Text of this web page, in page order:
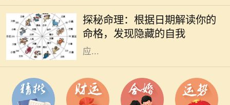
探秘命理：根据日期解读你的
命格，发现隐藏的自我
古老的学问，深受人们的关注。每个
人的生辰八字、出生日期，都会对其
命格产生显著的影响。不同的日期对
应...